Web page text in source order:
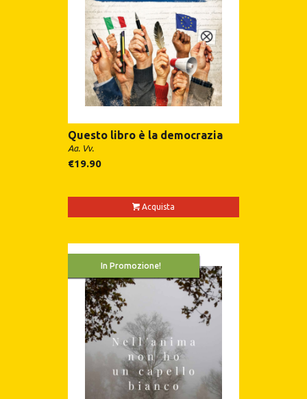
Questo libro è la democrazia
Aa. Vv.
€19.90
Acquista
In Promozione!